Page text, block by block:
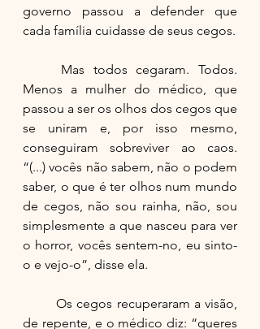
governo passou a defender que
cada família cuidasse de seus cegos.
Menos a mulher do médico, que
passou a ser os olhos dos cegos que
se uniram e, por isso mesmo,
conseguiram sobreviver ao caos.
“(...) vocês não sabem, não o podem
saber, o que é ter olhos num mundo
de cegos, não sou rainha, não, sou
simplesmente a que nasceu para ver
o horror, vocês sentem-no, eu sinto-
o e vejo-o”, disse ela.
	Os cegos recuperaram a visão,
de repente, e o médico diz: “queres